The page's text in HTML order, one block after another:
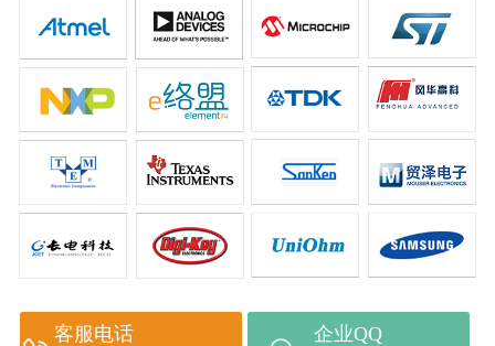
AMD二季度营收增50%，数据中心业务将翻倍
客服电话 企业QQ